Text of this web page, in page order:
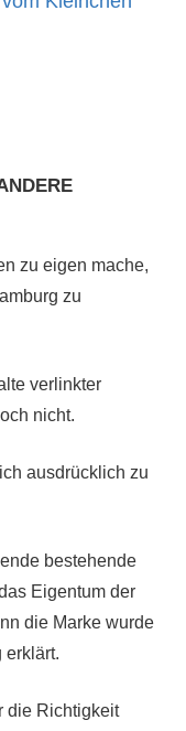
zu eigen mache,
zu
verlinkter
nicht.
ausdrücklich zu
bestehende
Eigentum der
die Marke wurde
erklärt.
die Richtigkeit